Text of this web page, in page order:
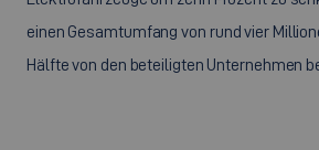
einen Gesamtumfang von rund vier
Hälfte von den beteiligten Unternehmen